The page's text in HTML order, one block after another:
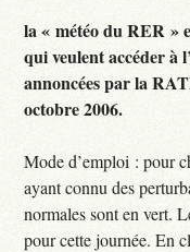
la « météo du RER »
qui veulent accéder à
annoncées par la
octobre 2006.
Mode d’emploi : pour
ayant connu des
normales sont en vert.
pour cette journée. En